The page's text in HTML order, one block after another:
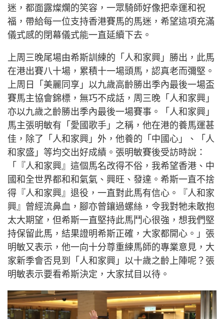
迷，都面露燦爛的笑容，一眾騎師好像把幸運和祝
福，帶給每一位支持香港賽馬的馬迷，希望這項充滿
儀式感的閉幕儀式能一直延續下去。
上周三晚尾場由希斯訓練的「人和家興」勝出，此馬
在港出賽八十場，累積十一場頭馬，認真老而彌堅。
上周日「美麗同享」以九歲高齡勝出季內最後一場盃
賽馬主協會錦標，無巧不成話，周三晚「人和家興」
亦以九歲之齡勝出季內最後一場賽事。「人和家興」
馬主張明敏有「愛國歌手」之稱，他在港的養馬運甚
佳，除了「人和家興」外，他養的「中國心」、「人
和家盛」等均交出好成績。張明敏賽後受訪時說：
「『人和家興』這個馬名改得不俗，我希望香港、中
國和全世界都和和氣氣、興旺、發達。希斯一直不捨
得『人和家興』退役，一直對此馬有信心。『人和家
興』曾經流鼻血，腳亦曾鑲過螺絲，令我對牠未敢抱
太大期望，但希斯一直堅持此馬鬥心很強，想我們堅
持保留此馬，結果證明希斯正確，大家都開心。」張
明敏又表示，他一向十分尊重練馬師的專業意見，大
家新季會否見到「人和家興」以十歲之齡上陣呢？張
明敏表示要看希斯決定，大家拭目以待。